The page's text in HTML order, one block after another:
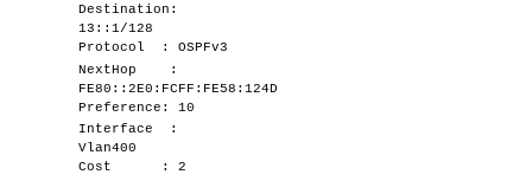
Destination:
13::1/128
Protocol : OSPFv3
NextHop :
FE80::2E0:FCFF:FE58:124D
Preference: 10
Interface :
Vlan400
Cost : 2